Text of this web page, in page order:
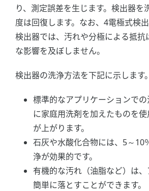
り、測定誤差を生じます。検出器を
度は回復します。なお、4電極式検
検出器では、汚れや分極による抵抗
な影響を及ぼしません。
検出器の洗浄方法を下記に示します。
標準的なアプリケーションで
に家庭用洗剤を加えたものを
が上がります。
石灰や水酸化合物には、5～10
浄が効果的です。
有機的な汚れ（油脂など）は
簡単に落とすことができます。